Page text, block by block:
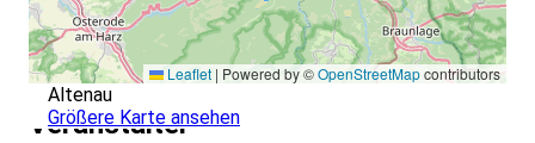
Leaflet | Powered by ©OpenStreetMapcontributors
Altenau
Größere Karte ansehen
Veranstalter